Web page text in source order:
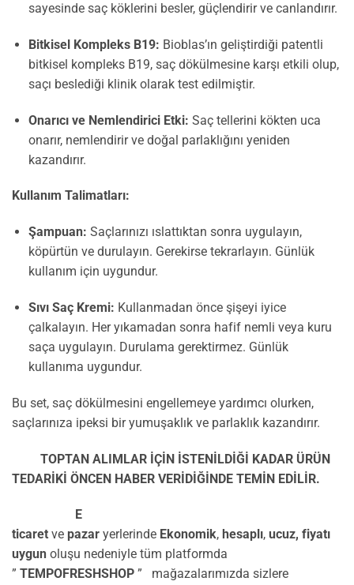
sayesinde saç köklerini besler, güçlendirir ve canlandırır.
Bitkisel Kompleks B19: Bioblas’ın geliştirdiği patentli
bitkisel kompleks B19, saç dökülmesine karşı etkili olup,
saçı beslediği klinik olarak test edilmiştir.
Onarıcı ve Nemlendirici Etki: Saç tellerini kökten uca
onarır, nemlendirir ve doğal parlaklığını yeniden
kazandırır.
Kullanım Talimatları:
Şampuan: Saçlarınızı ıslattıktan sonra uygulayın,
köpürtün ve durulayın. Gerekirse tekrarlayın. Günlük
kullanım için uygundur.
Sıvı Saç Kremi: Kullanmadan önce şişeyi iyice
çalkalayın. Her yıkamadan sonra hafif nemli veya kuru
saça uygulayın. Durulama gerektirmez. Günlük
kullanıma uygundur.
Bu set, saç dökülmesini engellemeye yardımcı olurken,
saçlarınıza ipeksi bir yumuşaklık ve parlaklık kazandırır.
TOPTAN ALIMLAR İÇİN İSTENİLDİĞİ KADAR ÜRÜN
TEDARİKİ ÖNCEN HABER VERİDİĞİNDE TEMİN EDİLİR.
E
ticaret ve pazar yerlerinde Ekonomik, hesaplı, ucuz, fiyatı
uygun oluşu nedeniyle tüm platformda
” TEMPOFRESHSHOP ” mağazalarımızda sizlere